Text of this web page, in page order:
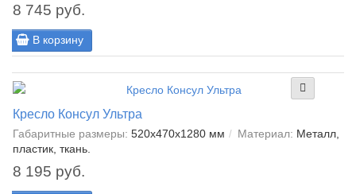
8 745 руб.
В корзину
Кресло Консул Ультра
Габаритные размеры: 520х470х1280 мм Материал: Металл,
пластик, ткань.
8 195 руб.